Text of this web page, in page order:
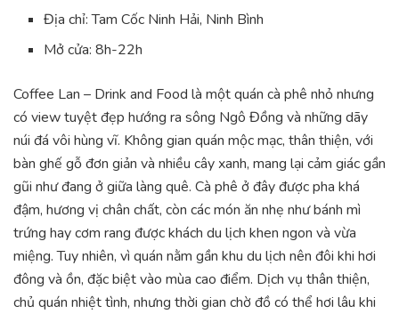
Địa chỉ: Tam Cốc Ninh Hải, Ninh Bình
Mở cửa: 8h-22h
Coffee Lan – Drink and Food là một quán cà phê nhỏ nhưng
có view tuyệt đẹp hướng ra sông Ngô Đồng và những dãy
núi đá vôi hùng vĩ. Không gian quán mộc mạc, thân thiện, với
bàn ghế gỗ đơn giản và nhiều cây xanh, mang lại cảm giác gần
gũi như đang ở giữa làng quê. Cà phê ở đây được pha khá
đậm, hương vị chân chất, còn các món ăn nhẹ như bánh mì
trứng hay cơm rang được khách du lịch khen ngon và vừa
miệng. Tuy nhiên, vì quán nằm gần khu du lịch nên đôi khi hơi
đông và ồn, đặc biệt vào mùa cao điểm. Dịch vụ thân thiện,
chủ quán nhiệt tình, nhưng thời gian chờ đồ có thể hơi lâu khi